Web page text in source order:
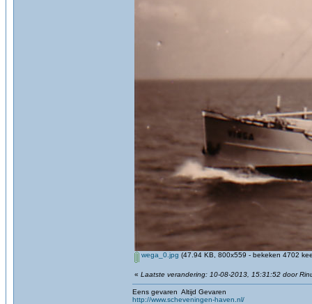
wega_0.jpg (47.94 KB, 800x559 - bekeken 4702
« Laatste verandering: 10-08-2013, 15:31:52 door
Eens gevaren Altijd Gevaren
http://www.scheveningen-haven.nl/